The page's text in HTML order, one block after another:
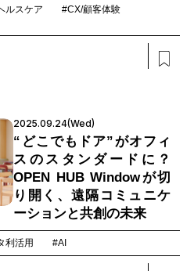
ルスケア
#CX/顧客体験
2025.09.24(Wed)
“どこでもドア”がオフィ
スのスタンダードに？
OPEN HUB Windowが切
り開く、遠隔コミュニケ
ーションと共創の未来
利活用 #AI